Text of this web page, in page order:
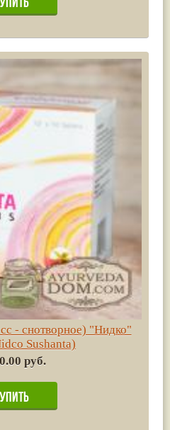
- снотворное) "Нидко"
Sushanta)
руб.